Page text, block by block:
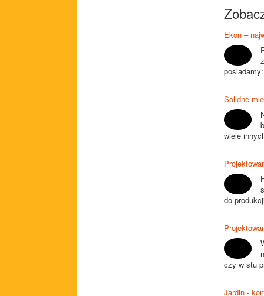
Ekon –
Solidne
wiele
do
czy w stu
Jardin -